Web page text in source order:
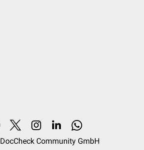
DocCheck Community GmbH